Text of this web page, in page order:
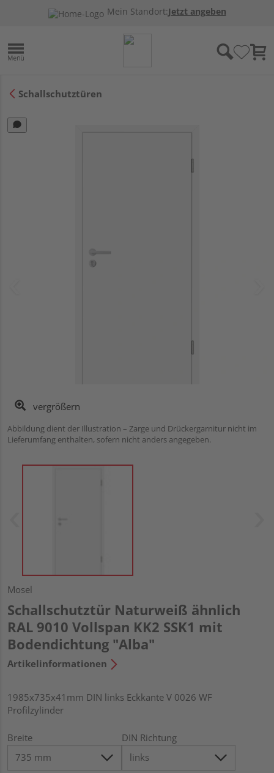
Mein Standort:Jetzt angeben
Schallschutztüren
vergrößern
Abbildung dient der Illustration – Zarge und Drückergarnitur nicht im
Lieferumfang enthalten, sofern nicht anders angegeben.
Mosel
Schallschutztür Naturweiß ähnlich
RAL 9010 Vollspan KK2 SSK1 mit
Bodendichtung "Alba"
Artikelinformationen
1985x735x41mm DIN links Eckkante V 0026 WF
Profilzylinder
Breite DIN Richtung